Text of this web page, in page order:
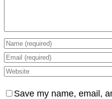
Save my name, email,